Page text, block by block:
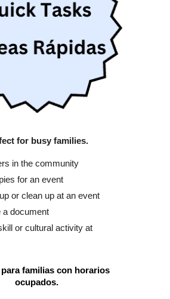
for busy families.
in the community
for an event
or clean up at an event
a document
or cultural activity at
para familias con horarios
ocupados.